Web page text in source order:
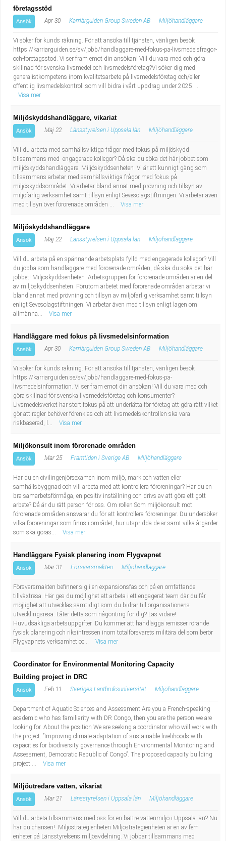
företagsstöd
Ansök Apr 30 Karriärguiden Group Sweden AB Miljöhandläggare
Vi söker för kunds räkning. För att ansöka till tjänsten, vänligen besök
https://karriarguiden.se/sv/jobb/handlaggare-med-fokus-pa-livsmedelsfragor-
och-foretagsstod. Vi ser fram emot din ansökan! Vill du vara med och göra
skillnad för svenska livsmedel och livsmedelsföretag?Vi söker dig med
generalistkompetens inom kvalitetsarbete på livsmedelsföretag och/eller
offentlig livsmedelskontroll som vill bidra i vårt uppdrag under 2025. ...
Visa mer
Miljöskyddshandläggare, vikariat
Ansök Maj 22 Länsstyrelsen i Uppsala län Miljöhandläggare
Vill du arbeta med samhällsviktiga frågor med fokus på miljöskydd
tillsammans med engagerade kollegor? Då ska du söka det här jobbet som
miljöskyddshandläggare. Miljöskyddsenheten Vi är ett kunnigt gäng som
tillsammans arbetar med samhällsviktiga frågor med fokus på
miljöskyddsområdet. Vi arbetar bland annat med prövning och tillsyn av
miljöfarlig verksamhet samt tillsyn enligt Sevesolagstiftningen. Vi arbetar även
med tillsyn över förorenade områden ...
Visa mer
Miljöskyddshandläggare
Ansök Maj 22 Länsstyrelsen i Uppsala län Miljöhandläggare
Vill du arbeta på en spännande arbetsplats fylld med engagerade kollegor? Vill
du jobba som handläggare med förorenade områden, då ska du söka det här
jobbet! Miljöskyddsenheten Arbetsgruppen för förorenade områden är en del
av miljöskyddsenheten. Förutom arbetet med förorenade områden arbetar vi
bland annat med prövning och tillsyn av miljöfarlig verksamhet samt tillsyn
enligt Sevesolagstiftningen. Vi arbetar även med tillsyn enligt lagen om
allmänna...
Visa mer
Handläggare med fokus på livsmedelsinformation
Ansök Apr 30 Karriärguiden Group Sweden AB Miljöhandläggare
Vi söker för kunds räkning. För att ansöka till tjänsten, vänligen besök
https://karriarguiden.se/sv/jobb/handlaggare-med-fokus-pa-
livsmedelsinformation. Vi ser fram emot din ansökan! Vill du vara med och
göra skillnad för svenska livsmedelsföretag och konsumenter?
Livsmedelsverket har stort fokus på att underlätta för företag att göra rätt vilket
gör att regler behöver förenklas och att livsmedelskontrollen ska vara
riskbaserad, l...
Visa mer
Miljökonsult inom förorenade områden
Ansök Mar 25 Framtiden i Sverige AB Miljöhandläggare
Har du en civilingenjörsexamen inom miljö, mark och vatten eller
samhällsbyggnad och vill arbeta med att kontrollera föroreningar? Har du en
bra samarbetsförmåga, en positiv inställning och drivs av att göra ett gott
arbete? Då är du rätt person för oss. Om rollen Som miljökonsult mot
förorenade områden ansvarar du för att kontrollera föroreningar. Du undersöker
vilka föroreningar som finns i området, hur utspridda de är samt vilka åtgärder
som ska göras...
Visa mer
Handläggare Fysisk planering inom Flygvapnet
Ansök Mar 31 Försvarsmakten Miljöhandläggare
Försvarsmakten befinner sig i en expansionsfas och på en omfattande
tillväxtresa. Här ges du möjlighet att arbeta i ett engagerat team där du får
möjlighet att utvecklas samtidigt som du bidrar till organisationens
utvecklingsresa. Låter detta som någonting för dig? Läs vidare!
Huvudsakliga arbetsuppgifter Du kommer att handlägga remisser rörande
fysisk planering och riksintressen inom totalförsvarets militära del som berör
Flygvapnets verksamhet oc...
Visa mer
Coordinator for Environmental Monitoring Capacity
Building project in DRC
Ansök Feb 11 Sveriges Lantbruksuniversitet Miljöhandläggare
Department of Aquatic Sciences and Assessment Are you a French-speaking
academic who has familiarity with DR Congo, then you are the person we are
looking for. About the position We are seeking a coordinator who will work with
the project: ”Improving climate adaptation of sustainable livelihoods with
capacities for biodiversity governance through Environmental Monitoring and
Assessment, Democratic Republic of Congo”. The proposed capacity building
project ...
Visa mer
Miljöutredare vatten, vikariat
Ansök Mar 21 Länsstyrelsen i Uppsala län Miljöhandläggare
Vill du arbeta tillsammans med oss för en bättre vattenmiljö i Uppsala län? Nu
har du chansen! Miljöstrategienheten Miljöstrategienheten är en av fem
enheter på Länsstyrelsens miljöavdelning. Vi jobbar tillsammans med